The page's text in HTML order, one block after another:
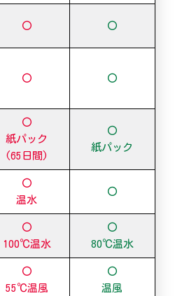
〇 〇
〇 〇
〇
紙パック
(65日間)
〇
紙パック
〇
温水
〇
〇
100℃温水
〇
80℃温水
〇
55℃温風
〇
温風